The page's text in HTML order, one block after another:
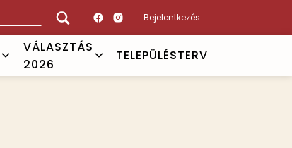
Bejelentkezés
VÁLASZTÁS
2026
TELEPÜLÉSTERV